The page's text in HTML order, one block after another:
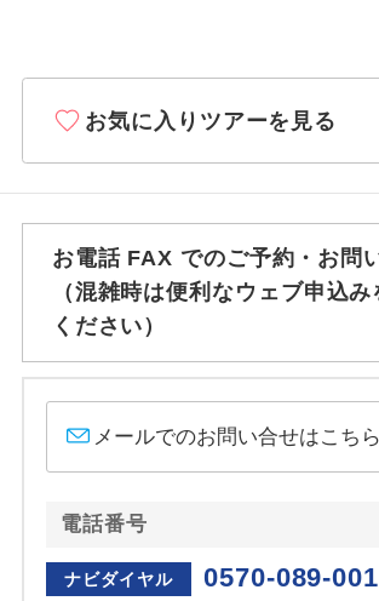
お気に入りツアーを見る
お電話 FAX でのご予約・お問
（混雑時は便利なウェブ申込み
ください）
メールでのお問い合せはこち
電話番号
ナビダイヤル 0570-089-001